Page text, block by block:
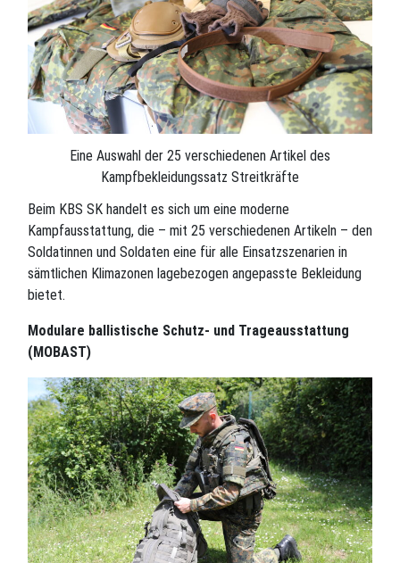
Eine Auswahl der 25 verschiedenen Artikel des
Kampfbekleidungssatz Streitkräfte
Beim KBS SK handelt es sich um eine moderne
Kampfausstattung, die – mit 25 verschiedenen Artikeln – den
Soldatinnen und Soldaten eine für alle Einsatzszenarien in
sämtlichen Klimazonen lagebezogen angepasste Bekleidung
bietet.
Modulare ballistische Schutz- und Trageausstattung
(MOBAST)